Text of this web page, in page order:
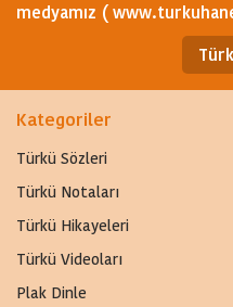
medyamız (
Kategoriler
Türkü Sözleri
Türkü Notaları
Türkü Hikayeleri
Türkü Videoları
Plak Dinle